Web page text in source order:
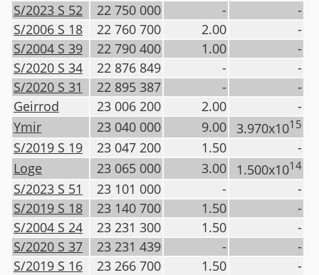
S/2023 S 52
22 750 000 -
-
S/2006 S 18
22 760 700 2.00
-
S/2004 S 39
22 790 400 1.00
-
S/2020 S 34
22 876 849 -
-
S/2020 S 31
22 895 387 -
-
Geirrod
23 006 200 2.00
-
Ymir
23 040 000 9.00 3.970x1015
S/2019 S 19 23 047 200 1.50
-
Loge
23 065 000 3.00 1.500x1014
S/2023 S 51 23 101 000 -
-
S/2019 S 18
23 140 700 1.50
-
S/2004 S 24
23 231 300 1.50
-
S/2020 S 37
23 231 439 -
-
S/2019 S 16
23 266 700 1.50
-